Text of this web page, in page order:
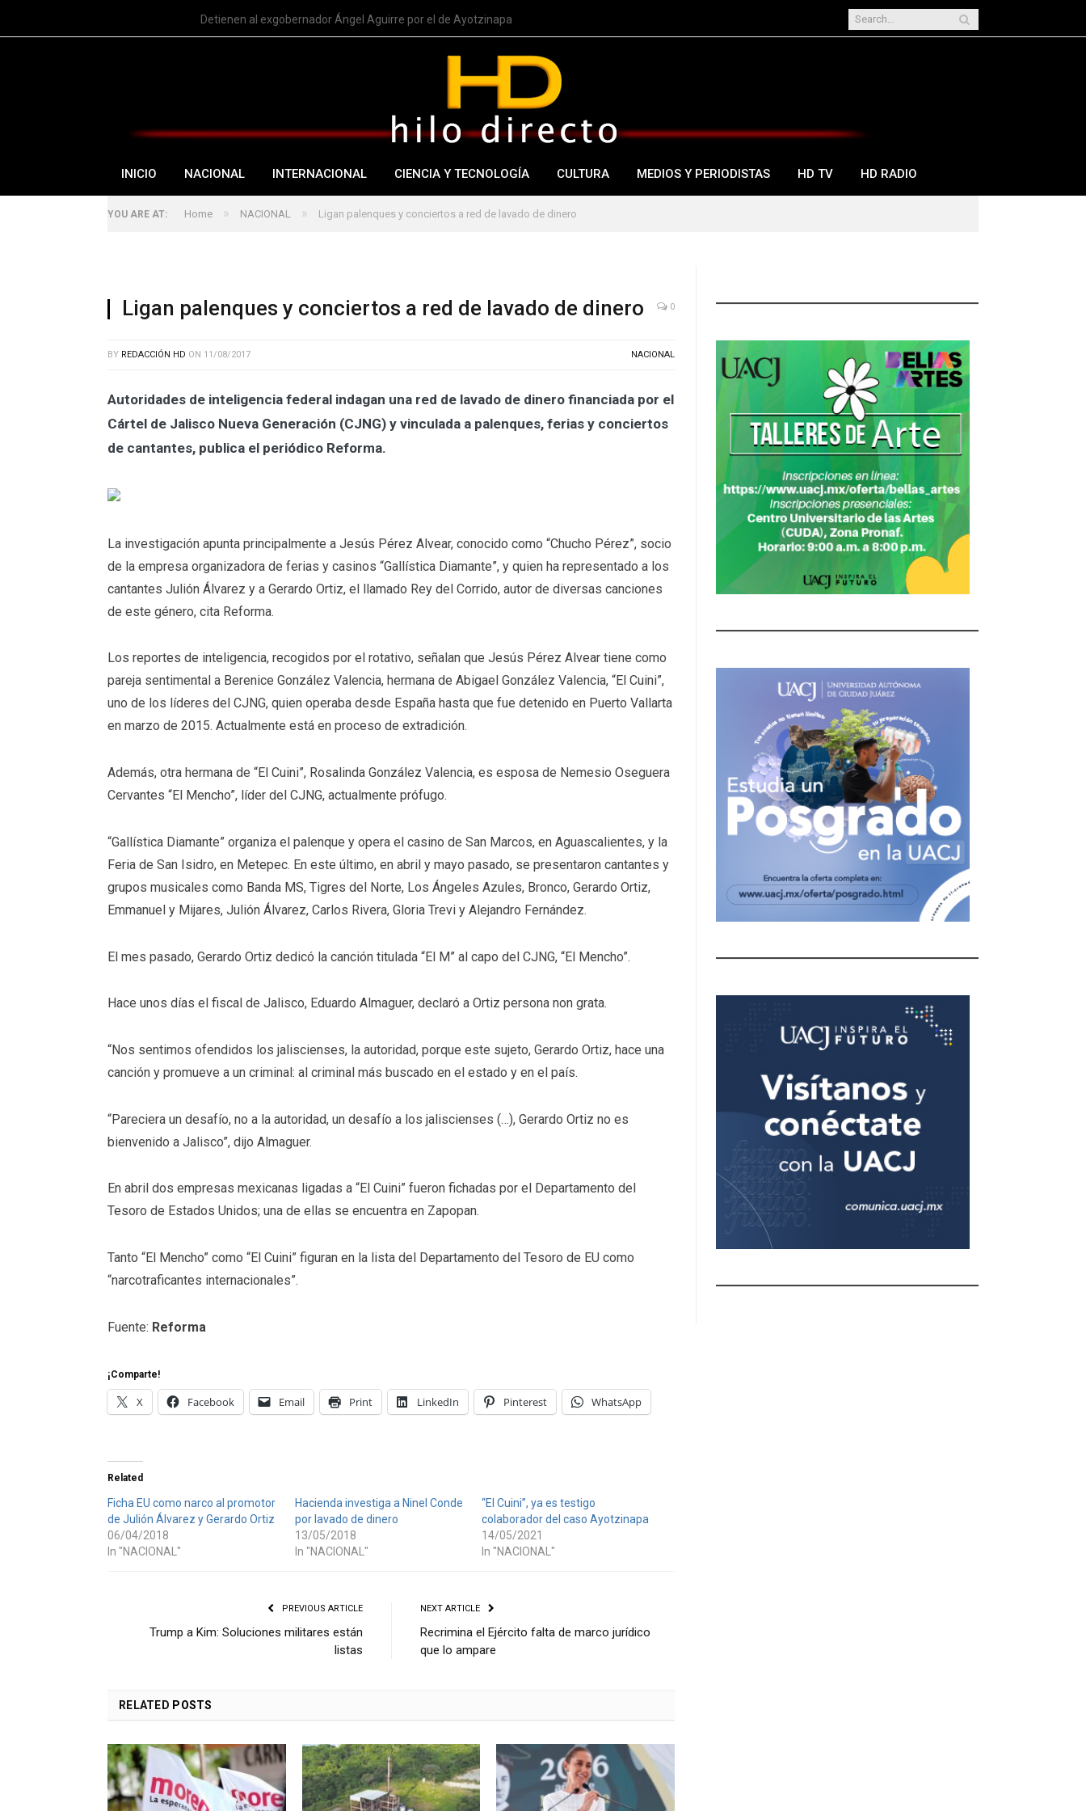
Detienen al exgobernador Ángel Aguirre por el de Ayotzinapa
INICIO NACIONAL INTERNACIONAL CIENCIA Y TECNOLOGÍA CULTURA MEDIOS Y PERIODISTAS HD TV HD RADIO
YOU ARE AT: Home » NACIONAL » Ligan palenques y conciertos a red de lavado de dinero
Ligan palenques y conciertos a red de lavado de dinero 0
BY REDACCIÓN HD ON 11/08/2017 NACIONAL
Autoridades de inteligencia federal indagan una red de lavado de dinero financiada por el
Cártel de Jalisco Nueva Generación (CJNG) y vinculada a palenques, ferias y conciertos
de cantantes, publica el periódico Reforma.
La investigación apunta principalmente a Jesús Pérez Alvear, conocido como “Chucho Pérez”, socio
de la empresa organizadora de ferias y casinos “Gallística Diamante”, y quien ha representado a los
cantantes Julión Álvarez y a Gerardo Ortiz, el llamado Rey del Corrido, autor de diversas canciones
de este género, cita Reforma.
Los reportes de inteligencia, recogidos por el rotativo, señalan que Jesús Pérez Alvear tiene como
pareja sentimental a Berenice González Valencia, hermana de Abigael González Valencia, “El Cuini”,
uno de los líderes del CJNG, quien operaba desde España hasta que fue detenido en Puerto Vallarta
en marzo de 2015. Actualmente está en proceso de extradición.
Además, otra hermana de “El Cuini”, Rosalinda González Valencia, es esposa de Nemesio Oseguera
Cervantes “El Mencho”, líder del CJNG, actualmente prófugo.
“Gallística Diamante” organiza el palenque y opera el casino de San Marcos, en Aguascalientes, y la
Feria de San Isidro, en Metepec. En este último, en abril y mayo pasado, se presentaron cantantes y
grupos musicales como Banda MS, Tigres del Norte, Los Ángeles Azules, Bronco, Gerardo Ortiz,
Emmanuel y Mijares, Julión Álvarez, Carlos Rivera, Gloria Trevi y Alejandro Fernández.
El mes pasado, Gerardo Ortiz dedicó la canción titulada “El M” al capo del CJNG, “El Mencho”.
Hace unos días el fiscal de Jalisco, Eduardo Almaguer, declaró a Ortiz persona non grata.
“Nos sentimos ofendidos los jaliscienses, la autoridad, porque este sujeto, Gerardo Ortiz, hace una
canción y promueve a un criminal: al criminal más buscado en el estado y en el país.
“Pareciera un desafío, no a la autoridad, un desafío a los jaliscienses (…), Gerardo Ortiz no es
bienvenido a Jalisco”, dijo Almaguer.
En abril dos empresas mexicanas ligadas a “El Cuini” fueron fichadas por el Departamento del
Tesoro de Estados Unidos; una de ellas se encuentra en Zapopan.
Tanto “El Mencho” como “El Cuini” figuran en la lista del Departamento del Tesoro de EU como
“narcotraficantes internacionales”.
Fuente: Reforma
¡Comparte!
X Facebook Email Print LinkedIn Pinterest WhatsApp
Related
Ficha EU como narco al promotor
de Julión Álvarez y Gerardo Ortiz
06/04/2018
In "NACIONAL"
Hacienda investiga a Ninel Conde
por lavado de dinero
13/05/2018
In "NACIONAL"
“El Cuini”, ya es testigo
colaborador del caso Ayotzinapa
14/05/2021
In "NACIONAL"
PREVIOUS ARTICLE
Trump a Kim: Soluciones militares están
listas
NEXT ARTICLE
Recrimina el Ejército falta de marco jurídico
que lo ampare
RELATED POSTS